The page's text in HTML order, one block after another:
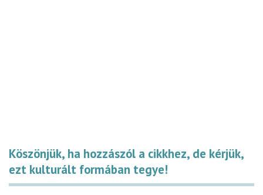
Köszönjük, ha hozzászól a cikkhez, de kérjük,
ezt kulturált formában tegye!